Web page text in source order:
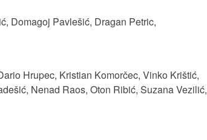
, Domagoj Pavlešić, Dragan Petric,
Hrupec, Kristian Komorčec, Vinko Krištić,
, Nenad Raos, Oton Ribić, Suzana Vezilić,